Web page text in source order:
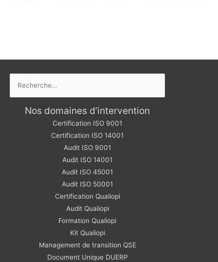
Nos domaines d’intervention
Certification ISO 9001
Certification ISO 14001
Audit ISO 9001
Audit ISO 14001
Audit ISO 45001
Audit ISO 50001
Certification Qualiopi
Audit Qualiopi
Formation Qualiopi
Kit Qualiopi
Management de transition QSE
Document Unique DUERP